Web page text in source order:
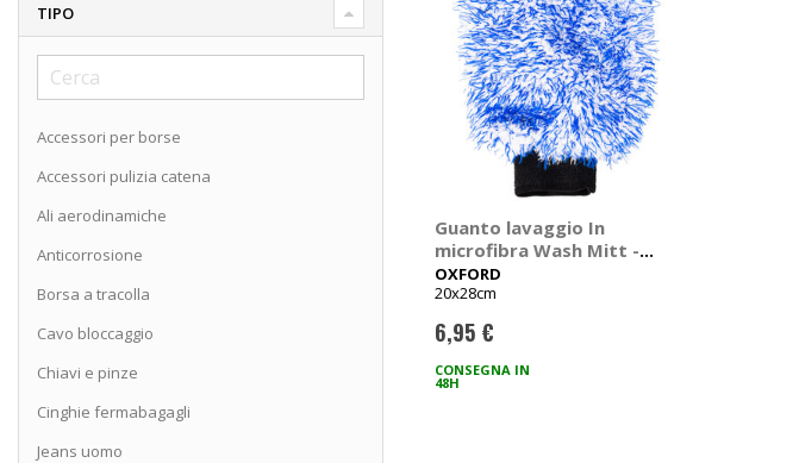
Guanto lavaggio In
microfibra Wash Mitt -
OXFORD
OXFORD
20x28cm
6,95 €
CONSEGNA IN
48H
TIPO
Accessori per borse
Accessori pulizia catena
Ali aerodinamiche
Anticorrosione
Borsa a tracolla
Cavo bloccaggio
Chiavi e pinze
Cinghie fermabagagli
Jeans uomo